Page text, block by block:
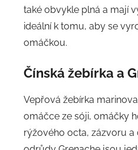
také obvykle plná a mají
ideální k tomu, aby se
omáčkou.
Čínská žebírka a
Vepřová žebírka
omáčce ze sóji, omáčky
rýžového octa, zázvoru a